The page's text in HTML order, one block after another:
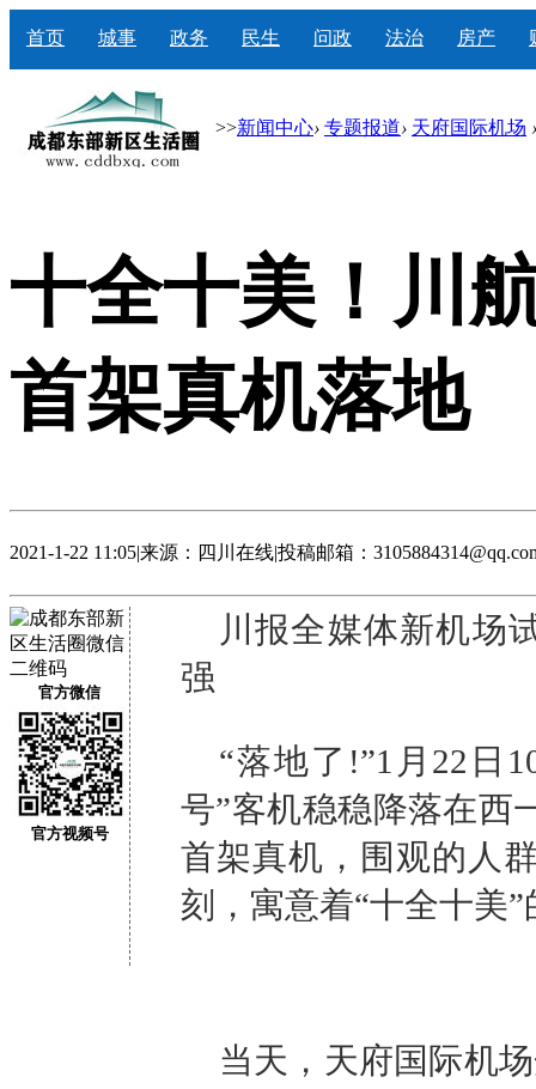
首页 城事 政务 民生 问政 法治 房产
>>新闻中心› 专题报道› 天府国际机场 ›
十全十美！川
首架真机落地
2021-1-22 11:05|来源：四川在线|投稿邮箱：
官方微信
官方视频号
川报全媒体新机场
强
“落地了!”1月22日
号”客机稳稳降落在西
首架真机，围观的人
刻，寓意着“十全十美
当天，天府国际机